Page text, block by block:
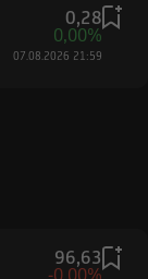
0,28
0,00%
07.08.2026 21:59
96,63